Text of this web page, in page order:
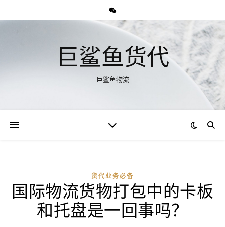
巨鲨鱼货代
巨鲨鱼物流
货代业务必备
国际物流货物打包中的卡板
和托盘是一回事吗？